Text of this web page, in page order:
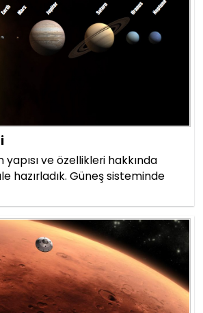
ve özellikleri hakkında
hazırladık. Güneş sisteminde